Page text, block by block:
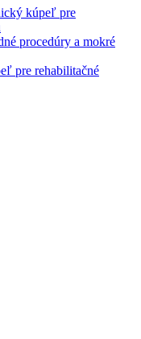
kúpeľ pre
procedúry a mokré
pre rehabilitačné